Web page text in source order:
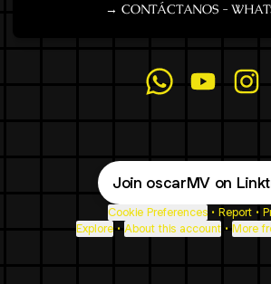
→ CONTÁCTANOS -
Join oscarMV on
Cookie Preferences • Report •
Explore • About this account • More